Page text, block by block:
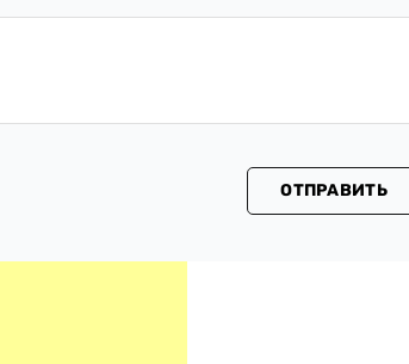
ОТПРАВИТЬ